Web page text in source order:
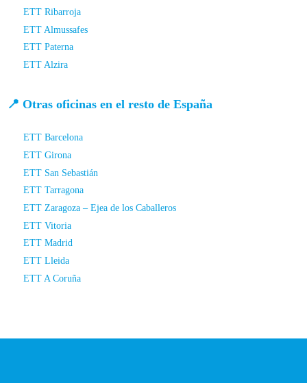
ETT Ribarroja
ETT Almussafes
ETT Paterna
ETT Alzira
📍 Otras oficinas en el resto de España
ETT Barcelona
ETT Girona
ETT San Sebastián
ETT Tarragona
ETT Zaragoza – Ejea de los Caballeros
ETT Vitoria
ETT Madrid
ETT Lleida
ETT A Coruña